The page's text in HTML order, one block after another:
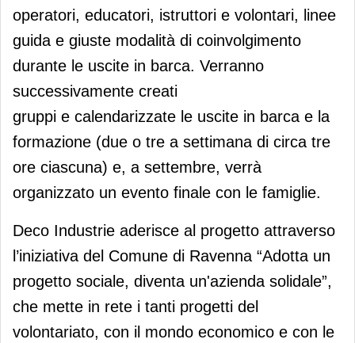
operatori, educatori, istruttori e volontari, linee
guida e giuste modalità di coinvolgimento
durante le uscite in barca. Verranno
successivamente creati
gruppi e calendarizzate le uscite in barca e la
formazione (due o tre a settimana di circa tre
ore ciascuna) e, a settembre, verrà
organizzato un evento finale con le famiglie.
Deco Industrie aderisce al progetto attraverso
l’iniziativa del Comune di Ravenna “Adotta un
progetto sociale, diventa un'azienda solidale”,
che mette in rete i tanti progetti del
volontariato, con il mondo economico e con le